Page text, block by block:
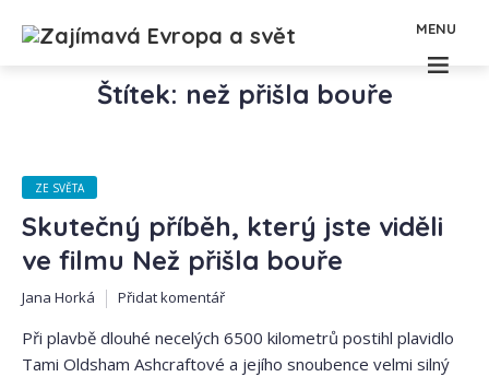
MENU
Štítek: než přišla bouře
ZE SVĚTA
Skutečný příběh, který jste viděli
ve filmu Než přišla bouře
Jana Horká Přidat komentář
Při plavbě dlouhé necelých 6500 kilometrů postihl plavidlo
Tami Oldsham Ashcraftové a jejího snoubence velmi silný